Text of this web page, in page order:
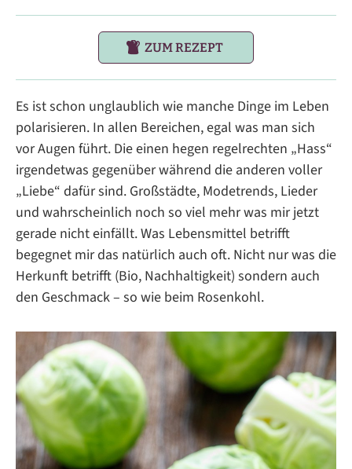
ZUM REZEPT
Es ist schon unglaublich wie manche Dinge im Leben
polarisieren. In allen Bereichen, egal was man sich
vor Augen führt. Die einen hegen regelrechten „Hass“
irgendetwas gegenüber während die anderen voller
„Liebe“ dafür sind. Großstädte, Modetrends, Lieder
und wahrscheinlich noch so viel mehr was mir jetzt
gerade nicht einfällt. Was Lebensmittel betrifft
begegnet mir das natürlich auch oft. Nicht nur was die
Herkunft betrifft (Bio, Nachhaltigkeit) sondern auch
den Geschmack – so wie beim Rosenkohl.